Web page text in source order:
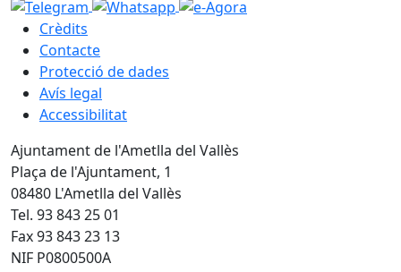
Crèdits
Contacte
Protecció de dades
Avís legal
Accessibilitat
Ajuntament de l'Ametlla del Vallès
Plaça de l'Ajuntament, 1
08480 L'Ametlla del Vallès
Tel. 93 843 25 01
Fax 93 843 23 13
NIF P0800500A